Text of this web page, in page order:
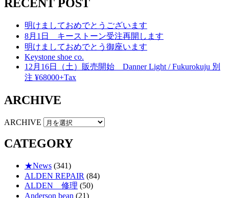
RECENT POST
明けましておめでとうございます
8月1日 キーストーン受注再開します
明けましておめでとう御座います
Keystone shoe co.
12月16日（土）販売開始 Danner Light / Fukurokuju 別
注 ¥68000+Tax
ARCHIVE
ARCHIVE
CATEGORY
★News (341)
ALDEN REPAIR (84)
ALDEN 修理 (50)
Anderson bean (21)